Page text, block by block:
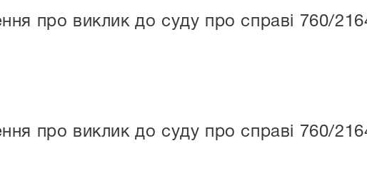
про виклик до суду про справі 760/
про виклик до суду про справі 760/